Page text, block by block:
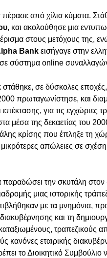
από χίλια κύματα.
, και ακολούθησε μια
στους μετόχους της,
Bank εισήγαγε στην
σύστημα online
στάθηκε, σε δύσκολες εποχές,
πρωταγωνίστησε, και
για τις εγχώριες
μέσα της δεκαετίας του
κρίσης που έπληξε τη
απώλειες σε σχέση
παραδώσει την σκυτάλη στον
μιας ιστορικής
με τα μνημόνια,
και τη
κανόνες εταιρικής
το Διοικητικό